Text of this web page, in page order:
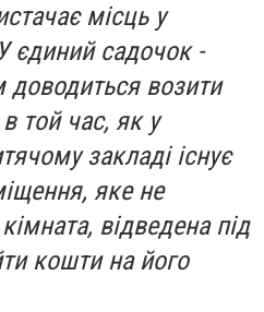
місць у
єдиний садочок -
доводиться возити
той час, як у
закладі існує
яке не
відведена під
кошти на його